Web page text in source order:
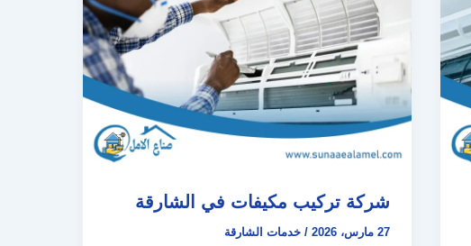
شركة تركيب مكيفات في الشارقة
27 مارس، 2026 / خدمات الشارقة